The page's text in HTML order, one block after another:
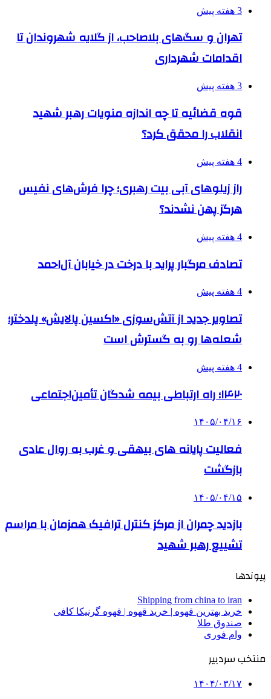
3 هفته پیش
تهران و سگ‌های بلاصاحب، از گلایه شهروندان تا
اقدامات شهرداری
3 هفته پیش
قوه قضائیه تا چه اندازه منویات رهبر شهید
انقلاب را محقق کرد؟
4 هفته پیش
راز زیلوهای آبی بیت رهبری؛ چرا فرش‌های نفیس
هرگز پهن نشدند؟
4 هفته پیش
تصادف مرگبار پراید با درخت در خیابان آل‌احمد
4 هفته پیش
تصاویر جدید از آتش‌سوزی «اکسین پالایش» پلدختر؛
شعله‌ها رو به گسترش است
4 هفته پیش
۱۴۲۰؛ راه ارتباطی بیمه شدگان تأمین‌اجتماعی
۱۴۰۵/۰۴/۱۶
فعالیت پایانه های بیهقی و غرب به روال عادی
بازگشت
۱۴۰۵/۰۴/۱۵
بازدید چمران از مرکز کنترل ترافیک همزمان با مراسم
تشییع رهبر شهید
پیوندها
Shipping from china to iran
خرید بهترین قهوه | خرید قهوه | قهوه گرنیکا کافی
صندوق طلا
وام فوری
منتخب سردبیر
۱۴۰۴/۰۳/۱۷